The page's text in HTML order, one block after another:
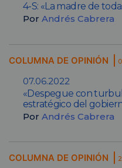
4-S: «La madre de
Por Andrés Cabrera
COLUMNA DE OPINIÓN
07.06.2022
«Despegue con
estratégico del
Por Andrés Cabrera
COLUMNA DE OPINIÓN